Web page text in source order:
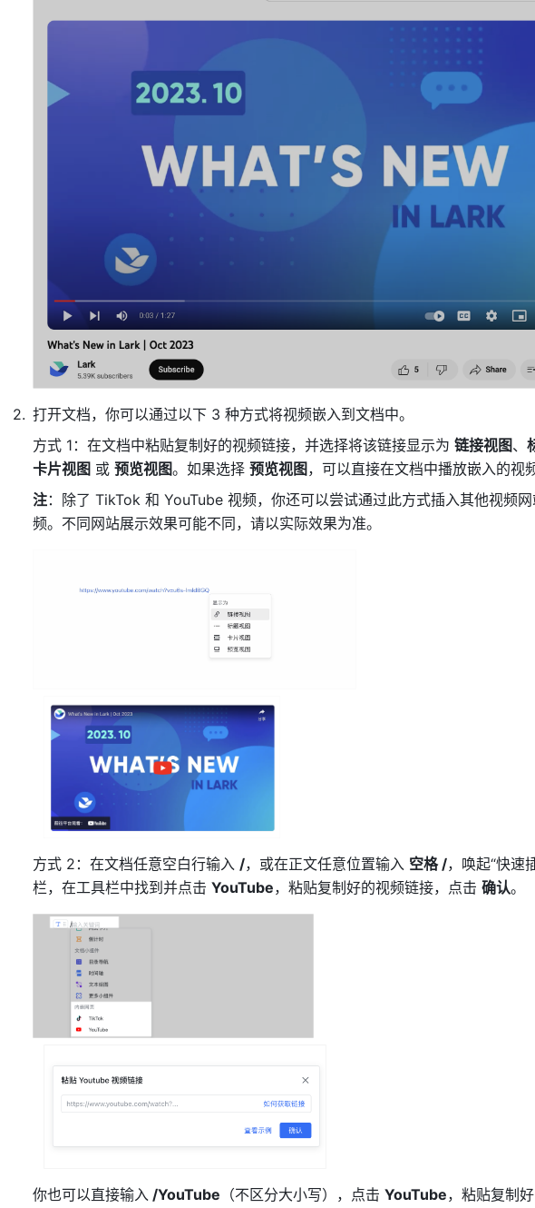
打开文档，你可以通过以下 3 种方式将视频嵌入到文档中。
方式 1：在文档中粘贴复制好的视频链接，并选择将该链接显示为 链接视图、
卡片视图 或 预览视图。如果选择 预览视图，可以直接在文档中播放嵌入的视
注：除了 TikTok 和 YouTube 视频，你还可以尝试通过此方式插入其他视频
频。不同网站展示效果可能不同，请以实际效果为准。
方式 2：在文档任意空白行输入 /，或在正文任意位置输入 空格 /，唤起“快速
栏，在工具栏中找到并点击 YouTube，粘贴复制好的视频链接，点击 确认。
你也可以直接输入 /YouTube （不区分大小写），点击 YouTube，粘贴复制